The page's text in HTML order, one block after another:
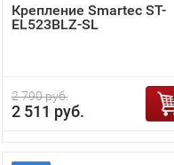
Крепление Smartec ST-
EL523BLZ-SL
2 790 руб.
2 511 руб.